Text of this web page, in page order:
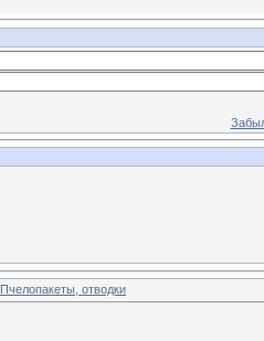
Пчелопакеты, отводки